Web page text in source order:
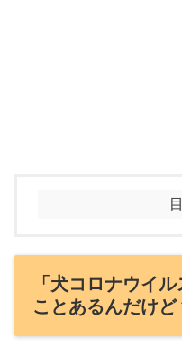
「犬コロナウイ
ことあるんだけど